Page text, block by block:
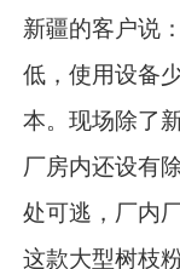
新疆的客户说
低，使用设备
本。现场除了
厂房内还设有
处可逃，厂内
这款大型树枝